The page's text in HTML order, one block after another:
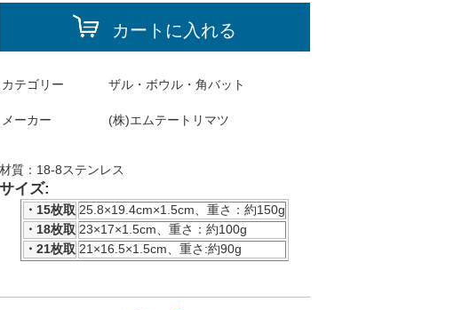
カートに入れる
カテゴリー ザル・ボウル・角バット
メーカー (株)エムテートリマツ
材質： 18-8ステンレス
サイズ:
・15枚取 25.8×19.4cm×1.5cm、重さ：約150g
・18枚取 23×17×1.5cm、重さ：約100g
・21枚取 21×16.5×1.5cm、重さ:約90g